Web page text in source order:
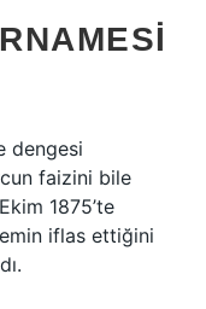
dengesi
faizini bile
1875’te
iflas ettiğini